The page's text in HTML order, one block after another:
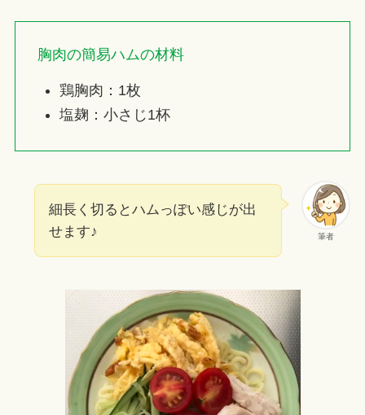
胸肉の簡易ハムの材料
鶏胸肉：1枚
塩麹：小さじ1杯
筆者
細長く切るとハムっぽい感じが出
せます♪